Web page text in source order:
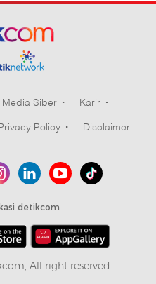
Siber
Karir
Policy Disclaimer
detikcom
All right reserved